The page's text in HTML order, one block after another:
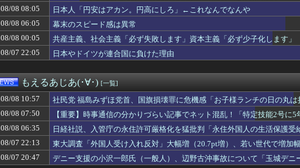
【イオンモール熊本】従業員の避難誘導で、社内規定に抵触か
【九州名物】鶏刺し食べた医師、突然手足が動かなくなり人工呼吸器生活に…「死ん
【悲報】自称ショートスリーパー堀大輔氏、高須幹弥に医学的指摘され激昂→FXで億...
韓国サッカー協会、外国人審判らへ性的接待疑惑→ロンドン五輪銅メダルはく奪の可能
【動画】元HKT48、田中菜津美のバスツアー、レベチｗｗｗｗｗｗｗｗｗｗｗｗ ...
【速報】コメ卸大手さん、営業利益83％減 高値で買い込んだ米が売れず「損切り祭...
税務署員1億円超脱税疑い 詐取金で競艇か、国税当局
【悲報】太鼓の達人、お馴染みのフォントの使用料が年間6万から年間320万になっ...
【画像】日本ってなんでここ埋め立てないの？
送る理由なんてないから 〜 小池百合子知事、今年も朝鮮人虐殺に追悼文送らず
【悲報】ゲオのサマーセールのチラシにPS5本体が載ってない
【衝撃】ヒコロヒーがコンビニの『割引おにぎり』を買わない理由がこちらｗｗｗｗ
【熊本地震】オールドメディアでは、絶っっっっっ対に流れない動画
日本人「円安はアカン。円高にしろ」←これなんでなんや
インド、ロシアの第5世代戦闘機「Su-57」の購入を見送りか！
08/08 08:05
日本人「円安はアカン。円高にしろ」←これなんでなんや
08/08 06:05
幕末のスピード感は異常
08/08 00:05
共産主義、社会主義「必ず失敗します」資本主義「必ず少子化します」
08/07 22:05
日本やドイツが連合国に負けた理由
もえるあじあ(･∀･) [一覧]
08/08 10:57
社民党 福島みずほ党首、国旗損壊罪に危機感「お子様ランチの日の丸
当にそうなのか」
08/08 07:50
【重要】時事通信の分かりづらい記事でネット混乱！「特定技能2号に
到 ※実際は3年で永住申請できた穴を塞ぐ改正
08/08 06:35
日経社説、入管庁の永住許可厳格化を猛批判「永住外国人の生活保護受
「外国人を一時的な労働力ではなく、処遇改善などで定着を後押しすべ
08/07 22:13
東大調査「外国人受け入れ反対」大幅増（20.7pt増）、若い世代で増加
08/07 20:47
デニー支援の小沢一郎氏（一般人）、辺野古沖事故について「玉城デ